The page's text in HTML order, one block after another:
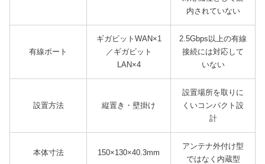
内されていない
有線ポート
ギガビットWAN×1
／ギガビット
LAN×4
2.5Gbps以上の有線
接続には対応して
いない
設置方法 縦置き・壁掛け
設置場所を取りに
くいコンパクト設
計
本体寸法 150×130×40.3mm
アンテナ外付け型
ではなく内蔵型